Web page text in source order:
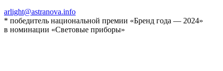
arlight@astranova.info
* победитель национальной премии «Бренд года — 2024»
в номинации «Световые приборы»